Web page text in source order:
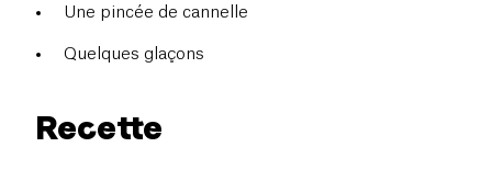
Une pincée de cannelle
Quelques glaçons
Recette